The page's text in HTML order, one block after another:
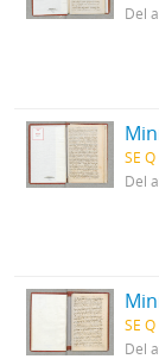
Del
SE
Del
SE
Del